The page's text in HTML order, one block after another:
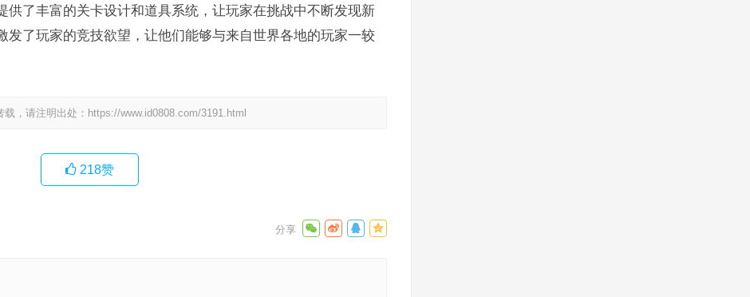
供了丰富的关卡设计和道具系统，让玩家在挑战中不断发现新
发了玩家的竞技欲望，让他们能够与来自世界各地的玩家一较
，请注明出处： https://www.id0808.com/3191.html
218赞